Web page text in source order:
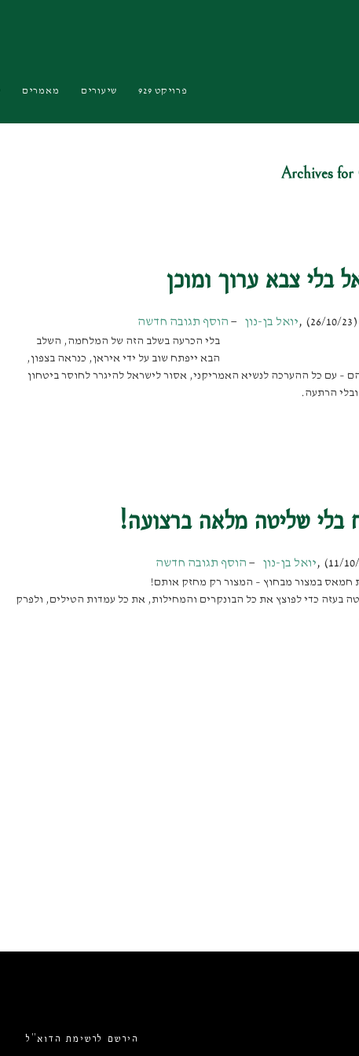
פרויקט 929 שיעורים מאמרים
Archives
בלי צבא ערוך ומוכן
,יואל בן-נון הוסף תגובה חדשה
בלי הכרעה בשלב הזה של המלחמה, השלב
הבא ייפתח שוב על ידי איראן, כנראה בצפון,
– עם כל ההערכה לנשיא האמריקני, אסור לישראל להיגרר לחוסר ביטחון
הרתעה.
בלי שליטה מלאה ברצועה!
,יואל בן-נון הוסף תגובה חדשה
חמאס במצור מבחוץ – המצור רק מחזק אותם!
בעזה כדי לפוצץ את כל הבונקרים והמחילות, את כל עמדות הטילים, ולפרק
הירשם לרשימת הדוא”ל